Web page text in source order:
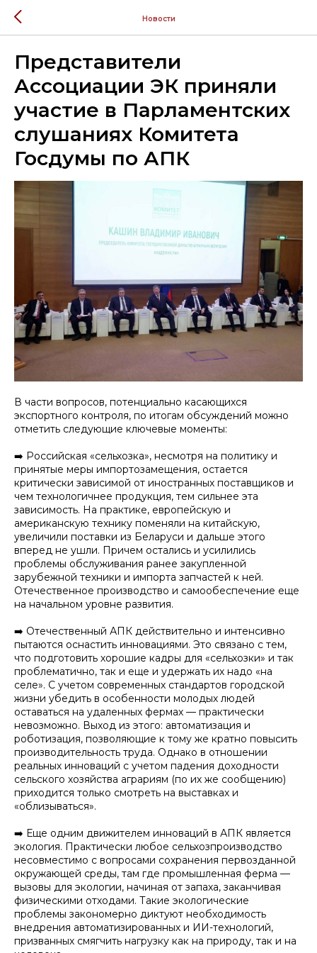
Новости
Представители
Ассоциации ЭК приняли
участие в Парламентских
слушаниях Комитета
Госдумы по АПК
В части вопросов, потенциально касающихся
экспортного контроля, по итогам обсуждений можно
отметить следующие ключевые моменты:
➡️ Российская «сельхозка», несмотря на политику и
принятые меры импортозамещения, остается
критически зависимой от иностранных поставщиков и
чем технологичнее продукция, тем сильнее эта
зависимость. На практике, европейскую и
американскую технику поменяли на китайскую,
увеличили поставки из Беларуси и дальше этого
вперед не ушли. Причем остались и усилились
проблемы обслуживания ранее закупленной
зарубежной техники и импорта запчастей к ней.
Отечественное производство и самообеспечение еще
на начальном уровне развития.
➡️ Отечественный АПК действительно и интенсивно
пытаются оснастить инновациями. Это связано с тем,
что подготовить хорошие кадры для «сельхозки» и так
проблематично, так и еще и удержать их надо «на
селе». С учетом современных стандартов городской
жизни убедить в особенности молодых людей
оставаться на удаленных фермах — практически
невозможно. Выход из этого: автоматизация и
роботизация, позволяющие к тому же кратно повысить
производительность труда. Однако в отношении
реальных инноваций с учетом падения доходности
сельского хозяйства аграриям (по их же сообщению)
приходится только смотреть на выставках и
«облизываться».
➡️ Еще одним движителем инноваций в АПК является
экология. Практически любое сельхозпроизводство
несовместимо с вопросами сохранения первозданной
окружающей среды, там где промышленная ферма —
вызовы для экологии, начиная от запаха, заканчивая
физическими отходами. Такие экологические
проблемы закономерно диктуют необходимость
внедрения автоматизированных и ИИ-технологий,
призванных смягчить нагрузку как на природу, так и на